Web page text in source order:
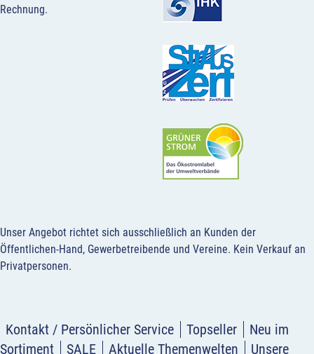
Rechnung.
Unser Angebot richtet sich ausschließlich an Kunden der
Öffentlichen-Hand, Gewerbetreibende und Vereine. Kein Verkauf an
Privatpersonen.
Kontakt / Persönlicher Service Topseller
Neu im
Sortiment
SALE Aktuelle Themenwelten Unsere